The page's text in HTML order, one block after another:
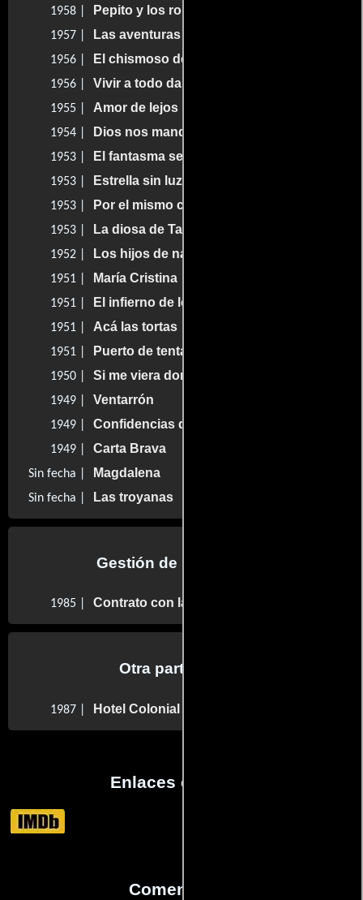
1958 | Pepito y los robachicos
1957 | Las aventuras de Pito Pérez
1956 | El chismoso de la ventana
1956 | Vivir a todo dar
1955 | Amor de lejos
1954 | Dios nos manda vivir
1953 | El fantasma se enamora
1953 | Estrella sin luz
1953 | Por el mismo camino
1953 | La diosa de Tahití
1952 | Los hijos de nadie
1951 | María Cristina
1951 | El infierno de los pobres
1951 | Acá las tortas
1951 | Puerto de tentación
1950 | Si me viera don Porfirio
1949 | Ventarrón
1949 | Confidencias de un ruletero
1949 | Carta Brava
Sin fecha | Magdalena
Sin fecha | Las troyanas
Gestión de producción
1985 | Contrato con la muerte
Otra participaron
1987 | Hotel Colonial
Enlaces externos
Comentarios